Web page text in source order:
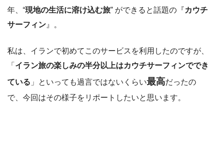
年、“現地の生活に溶け込む旅” ができると話題の『カウチ
サーフィン 』。
私は、イランで初めてこのサービスを利用したのですが、
「 イラン旅の楽しみの半分以上はカウチサーフィンででき
ている 」といっても過言ではないくらい最高だったの
で、今回はその様子をリポートしたいと思います。